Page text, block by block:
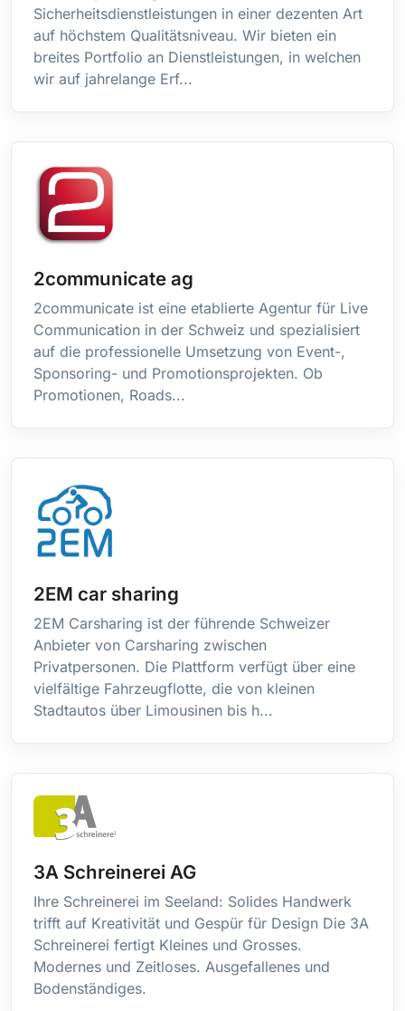
Chypre
Colombie
Comores
Congo, République démocratique
Côte D'ivoire
Croatie
Cuba
Curaçao
Danemark
Dominicaine, République
Dominique
Égypte
El Salvador
Espagne
Estonie
États Fédérés de Micronésie
États-Unis
Éthiopie
Falkland, Îles (Malvinas)
Fidji
Finlande
Gabon
Gambie
Gibraltar
Grèce
Groenland
Guadeloupe
Guam
Guatemala
Guernsey
Guinée Équatoriale
Sicherheitsdienstleistungen in einer dezenten Art
auf höchstem Qualitätsniveau. Wir bieten ein
breites Portfolio an Dienstleistungen, in welchen
wir auf jahrelange Erf...
2communicate ag
2communicate ist eine etablierte Agentur für Live
Communication in der Schweiz und spezialisiert
auf die professionelle Umsetzung von Event-,
Sponsoring- und Promotionsprojekten. Ob
Promotionen, Roads...
2EM car sharing
2EM Carsharing ist der führende Schweizer
Anbieter von Carsharing zwischen
Privatpersonen. Die Plattform verfügt über eine
vielfältige Fahrzeugflotte, die von kleinen
Stadtautos über Limousinen bis h...
3A Schreinerei AG
Ihre Schreinerei im Seeland: Solides Handwerk
trifft auf Kreativität und Gespür für Design Die 3A
Schreinerei fertigt Kleines und Grosses.
Modernes und Zeitloses. Ausgefallenes und
Bodenständiges.